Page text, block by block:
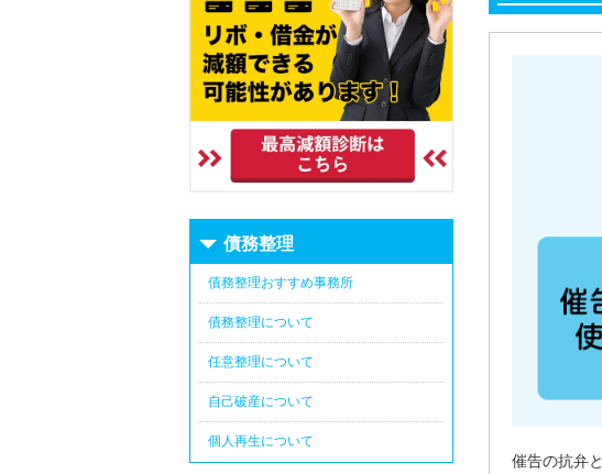
催告の抗弁
債務整理
債務整理おすすめ事務所
債務整理について
任意整理について
自己破産について
個人再生について